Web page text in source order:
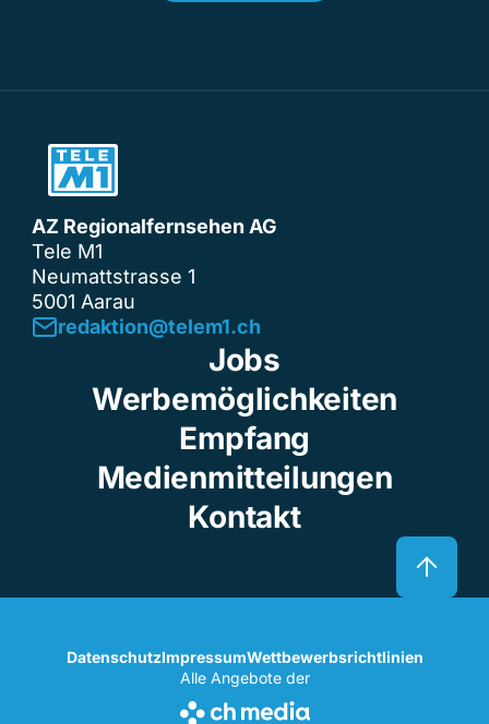
AZ Regionalfernsehen AG
Tele M1
Neumattstrasse 1
5001 Aarau
redaktion@telem1.ch
Jobs
Werbemöglichkeiten
Empfang
Medienmitteilungen
Kontakt
DatenschutzImpressumWettbewerbsrichtlinien
Alle Angebote der